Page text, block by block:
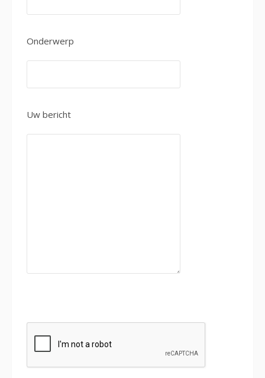
Onderwerp
Uw bericht